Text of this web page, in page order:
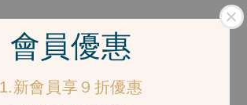
會員優惠
1.新會員享９折優惠